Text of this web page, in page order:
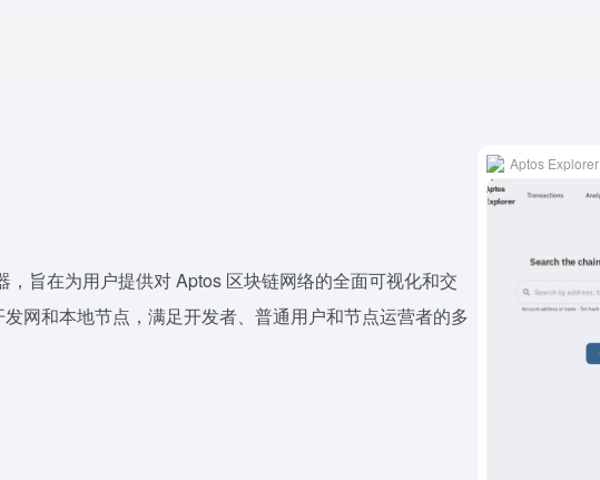
旨在为用户提供对 Aptos 区块链网络的全面可视化和交
网和本地节点，满足开发者、普通用户和节点运营者的多
Aptos Explorer